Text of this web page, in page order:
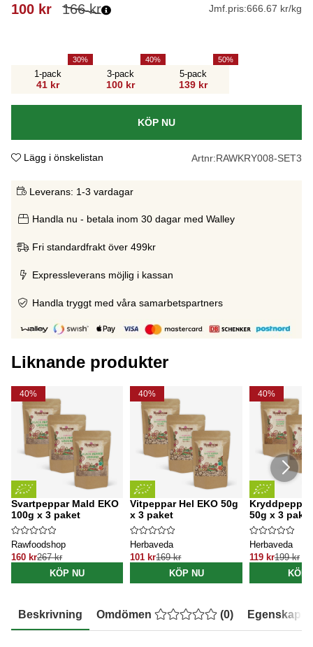
166kr
100 kr Jmf.pris:666.67 kr/kg
1-pack
41 kr
30
3-pack
100 kr
40
5-pack
139 kr
50
KÖP NU
Lägg i önskelistan Artnr:RAWKRY008-SET3
Leverans: 1-3 vardagar
Handla nu - betala inom 30 dagar med Walley
Fri standardfrakt över 499kr
Expressleverans möjlig i kassan
Handla tryggt med våra samarbetspartners
Liknande produkter
40%
Svartpeppar Mald EKO
100g x 3 paket
Rawfoodshop
160 kr267 kr
KÖP NU
40%
Vitpeppar Hel EKO 50g
x 3 paket
Herbaveda
101 kr169 kr
KÖP NU
40%
50g x 3 paket
Herbaveda
119 kr199 kr
KÖP
Beskrivning Omdömen (0) Egenskaper